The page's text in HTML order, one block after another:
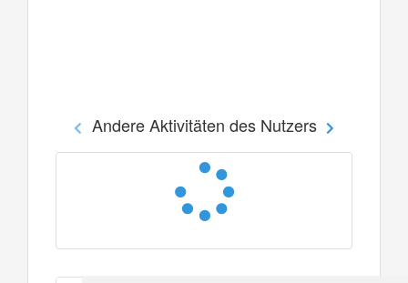
Andere Aktivitäten des Nutzers